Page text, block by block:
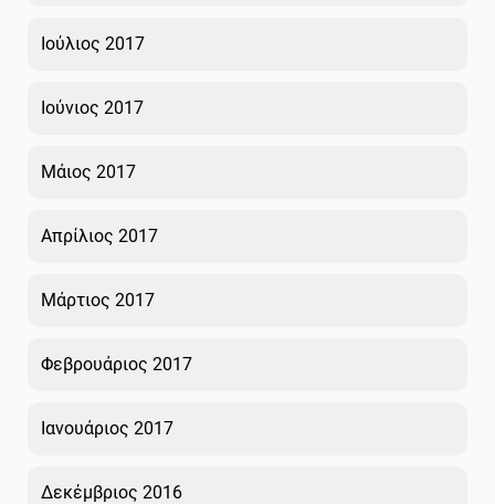
Ιούλιος 2017
Ιούνιος 2017
Μάιος 2017
Απρίλιος 2017
Μάρτιος 2017
Φεβρουάριος 2017
Ιανουάριος 2017
Δεκέμβριος 2016